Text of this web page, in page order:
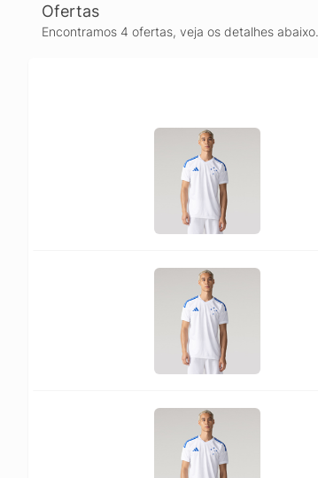
Ofertas
Encontramos 4 ofertas, veja os detalhes abaixo.